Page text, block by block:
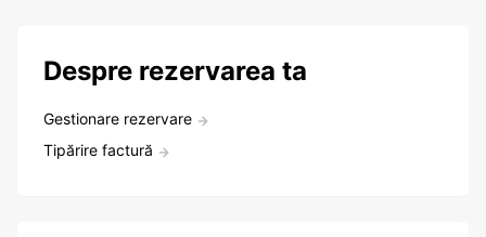
Despre rezervarea ta
Gestionare rezervare
Tipărire factură